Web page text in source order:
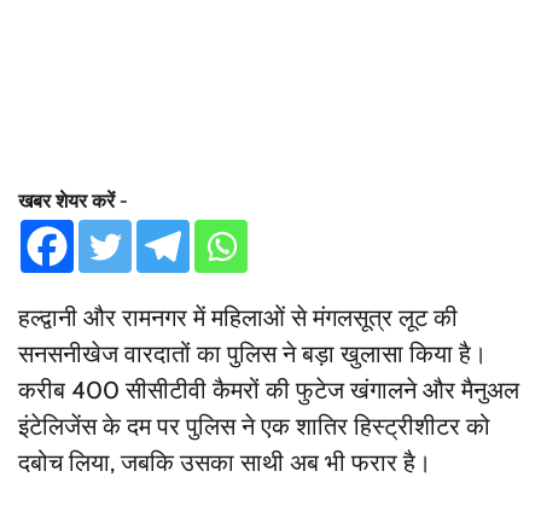
खबर शेयर करें -
हल्द्वानी और रामनगर में महिलाओं से मंगलसूत्र लूट की
सनसनीखेज वारदातों का पुलिस ने बड़ा खुलासा किया है।
करीब 400 सीसीटीवी कैमरों की फुटेज खंगालने और मैनुअल
इंटेलिजेंस के दम पर पुलिस ने एक शातिर हिस्ट्रीशीटर को
दबोच लिया, जबकि उसका साथी अब भी फरार है।